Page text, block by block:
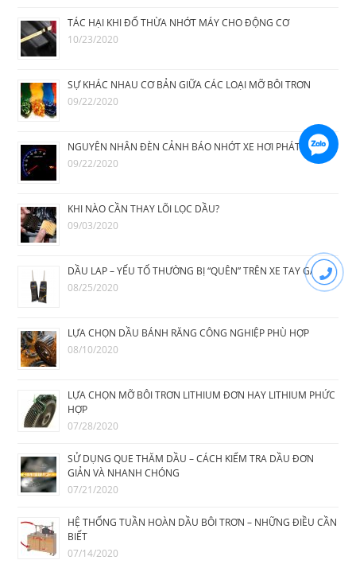
TÁC HẠI KHI ĐỔ THỪA NHỚT MÁY CHO ĐỘNG CƠ
10/23/2020
SỰ KHÁC NHAU CƠ BẢN GIỮA CÁC LOẠI MỠ BÔI TRƠN
09/22/2020
NGUYÊN NHÂN ĐÈN CẢNH BÁO NHỚT XE HƠI PHÁT SÁNG
09/22/2020
KHI NÀO CẦN THAY LÕI LỌC DẦU?
09/03/2020
DẦU LAP – YẾU TỐ THƯỜNG BỊ “QUÊN” TRÊN XE TAY GA
08/25/2020
LỰA CHỌN DẦU BÁNH RĂNG CÔNG NGHIỆP PHÙ HỢP
08/10/2020
LỰA CHỌN MỠ BÔI TRƠN LITHIUM ĐƠN HAY LITHIUM PHỨC
HỢP
07/28/2020
SỬ DỤNG QUE THĂM DẦU – CÁCH KIỂM TRA DẦU ĐƠN
GIẢN VÀ NHANH CHÓNG
07/21/2020
HỆ THỐNG TUẦN HOÀN DẦU BÔI TRƠN – NHỮNG ĐIỀU CẦN
BIẾT
07/14/2020